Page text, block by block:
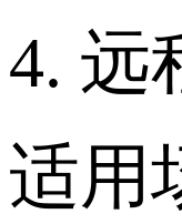
4. 远
适用